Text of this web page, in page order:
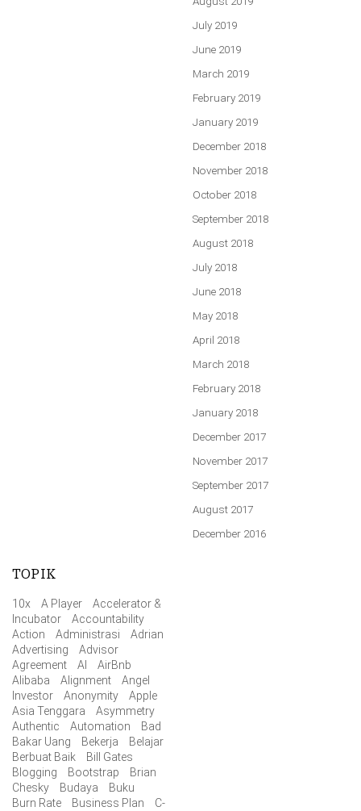
July 2019
June 2019
March 2019
February 2019
January 2019
December 2018
November 2018
October 2018
September 2018
August 2018
July 2018
June 2018
May 2018
April 2018
March 2018
February 2018
January 2018
December 2017
November 2017
September 2017
August 2017
December 2016
TOPIK
10x A Player
Accelerator &
Incubator
Accountability
Action
Administrasi
Adrian
Advertising
Advisor
Agreement
AI
AirBnb
Alibaba
Alignment
Angel
Investor
Anonymity
Apple
Asia Tenggara
Asymmetry
Authentic
Automation
Bad
Bakar Uang
Bekerja
Belajar
Berbuat Baik
Bill Gates
Blogging
Bootstrap
Brian
Chesky
Budaya
Buku
Burn Rate
Business Plan
C-